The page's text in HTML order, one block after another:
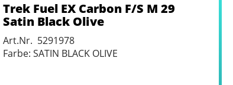
Trek Fuel EX Carbon F/S M 29
Satin Black Olive
Art.Nr. 5291978
Farbe: SATIN BLACK OLIVE